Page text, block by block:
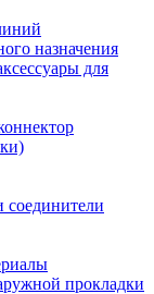
назначения
для
соединители
прокладки